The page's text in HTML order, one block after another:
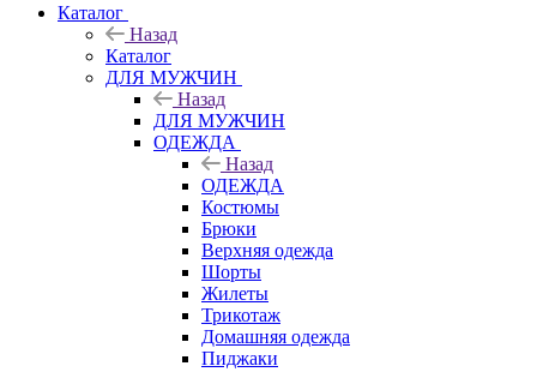
Каталог
Назад
Каталог
ДЛЯ МУЖЧИН
Назад
ДЛЯ МУЖЧИН
ОДЕЖДА
Назад
ОДЕЖДА
Костюмы
Брюки
Верхняя одежда
Шорты
Жилеты
Трикотаж
Домашняя одежда
Пиджаки